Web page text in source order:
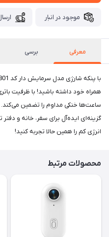
موجود در انبار
معرفی برسی
ساعت‌ها خنکی مداوم را تضمین
گزینه‌ای ایده‌آل برای سفر، خانه و
انرژی کم را همین حالا تجربه کنید!
محصولات مرتبط